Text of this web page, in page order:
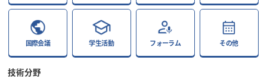
国際会議 学生活動 フォーラム その他
技術分野